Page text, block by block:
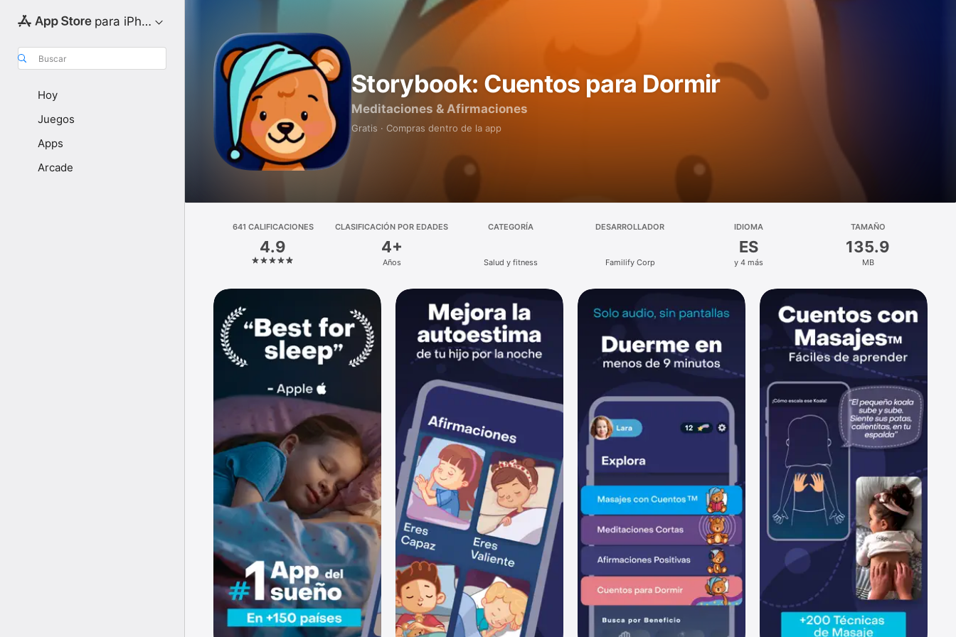
para iPhone
Buscar
Hoy
Juegos
Apps
Arcade
Storybook: Cuentos para Dormir
Meditaciones & Afirmaciones
Gratis · Compras dentro de la app
641 CALIFICACIONES
4.9
CLASIFICACIÓN POR EDADES
4+
Años
CATEGORÍA
Salud y fitness
DESARROLLADOR
Familify Corp
IDIOMA
ES
y 4 más
TAMAÑO
135.9
MB